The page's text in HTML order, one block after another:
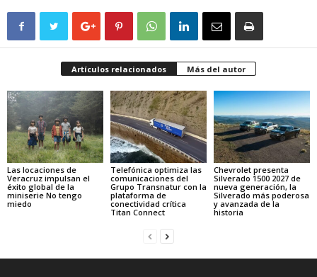
Artículos relacionados Más del autor
Las locaciones de
Veracruz impulsan el
éxito global de la
miniserie No tengo
miedo
Telefónica optimiza las
comunicaciones del
Grupo Transnatur con la
plataforma de
conectividad crítica
Titan Connect
Chevrolet presenta
Silverado 1500 2027 de
nueva generación, la
Silverado más poderosa
y avanzada de la
historia